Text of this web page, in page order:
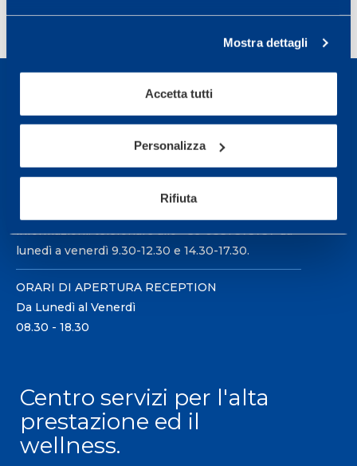
Mostra dettagli
Accetta tutti
Personalizza
Rifiuta
Sport Service Mapei S.r.l. - Via Busto Fagnano 38,
21057 Olgiate Olona (Varese) Italia.
informazioni: telefonare allo +39 0331 575757 da
lunedì a venerdì 9.30-12.30 e 14.30-17.30.
ORARI DI APERTURA RECEPTION
Da Lunedì al Venerdì
08.30 - 18.30
Centro servizi per l'alta
prestazione ed il
wellness.